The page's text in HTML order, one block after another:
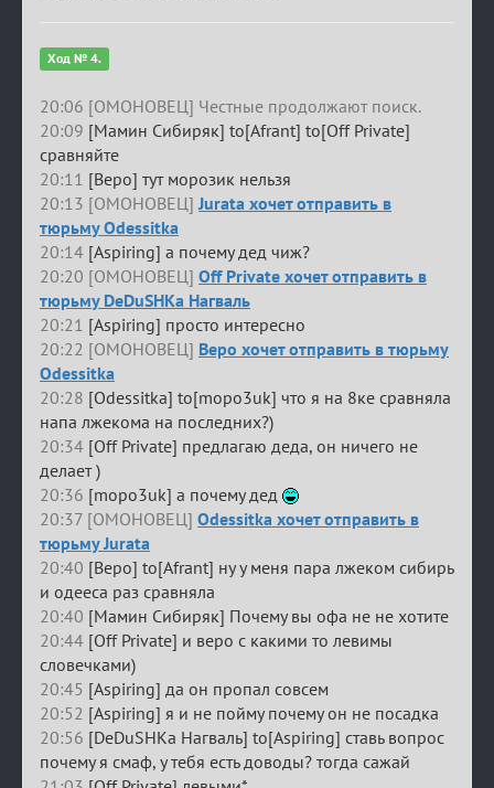
Ход № 4.
20:06 [ОМОНОВЕЦ] Честные продолжают поиск.
20:09 [Мамин Сибиряк] to[Afrant] to[Off Private]
сравняйте
20:11 [Веро] тут морозик нельзя
20:13 [ОМОНОВЕЦ] Jurata хочет отправить в
тюрьму Odessitka
20:14 [Aspiring] а почему дед чиж?
20:20 [ОМОНОВЕЦ] Off Private хочет отправить в
тюрьму DeDuSHKa Нагваль
20:21 [Aspiring] просто интересно
20:22 [ОМОНОВЕЦ] Веро хочет отправить в тюрьму
Odessitka
20:28 [Odessitka] to[mopo3uk] что я на 8ке сравняла
напа лжекома на последних?)
20:34 [Off Private] предлагаю деда, он ничего не
делает )
20:36 [mopo3uk] а почему дед
20:37 [ОМОНОВЕЦ] Odessitka хочет отправить в
тюрьму Jurata
20:40 [Веро] to[Afrant] ну у меня пара лжеком сибирь
и одееса раз сравняла
20:40 [Мамин Сибиряк] Почему вы офа не не хотите
20:44 [Off Private] и веро с какими то левимы
словечками)
20:45 [Aspiring] да он пропал совсем
20:52 [Aspiring] я и не пойму почему он не посадка
20:56 [DeDuSHKa Нагваль] to[Aspiring] ставь вопрос
почему я смаф, у тебя есть доводы? тогда сажай